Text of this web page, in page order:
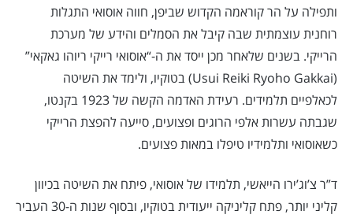
ותפילה על הר קוראמה הקדוש שביפן, חווה אוסואי התגלות
רוחנית עוצמתית שבה קיבל את הסמלים והידע של מערכת
הרייקי. בשנים שלאחר מכן ייסד את ה-“אוסואי רייקי ריוהו גאקאי”
(Usui Reiki Ryoho Gakkai) בטוקיו, ולימד את השיטה
לכאלפיים תלמידים. רעידת האדמה הקשה של 1923 בקנטו,
שגבתה עשרות אלפי הרוגים ופצועים, סייעה להפצת הרייקי
כשאוסואי ותלמידיו טיפלו במאות פצועים.
ד”ר צ’וג’ירו הייאשי, תלמידו של אוסואי, פיתח את השיטה בכיוון
קליני יותר, פתח קליניקה ייעודית בטוקיו, ובסוף שנות ה-30 העביר